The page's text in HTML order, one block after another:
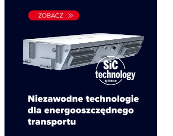
Kolejne zderzenie dwóch
autobusów w Czechach: Tym
razem na trasie Brno-Znojmo
18.07.2026